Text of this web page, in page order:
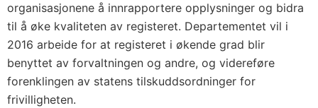
organisasjonene å innrapportere opplysninger og bidra
til å øke kvaliteten av registeret. Departementet vil i
2016 arbeide for at registeret i økende grad blir
benyttet av forvaltningen og andre, og videreføre
forenklingen av statens tilskuddsordninger for
frivilligheten.